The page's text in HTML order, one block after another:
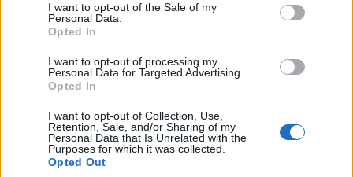
I want to opt-out of the Sale of my
Personal Data.
Opted In
I want to opt-out of processing my
Personal Data for Targeted Advertising.
Opted In
I want to opt-out of Collection, Use,
Retention, Sale, and/or Sharing of my
Personal Data that Is Unrelated with the
Purposes for which it was collected.
Opted Out
Καρκίνος παχέος εντέρου: Οι τροφές και τα
θρεπτικά συστατικά που μειώνουν τον κίνδυνο - Τι
να αποφεύγετε
ΕΥ ΖΗΝ 27/07/2026 - 19:27